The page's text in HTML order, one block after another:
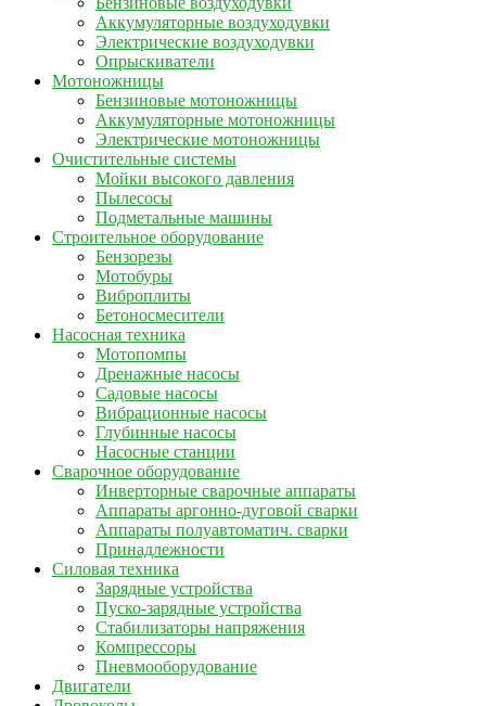
Аккумуляторные воздуходувки
Электрические воздуходувки
Опрыскиватели
Мотоножницы
Бензиновые мотоножницы
Аккумуляторные мотоножницы
Электрические мотоножницы
Очистительные системы
Мойки высокого давления
Пылесосы
Подметальные машины
Строительное оборудование
Бензорезы
Мотобуры
Виброплиты
Бетоносмесители
Насосная техника
Мотопомпы
Дренажные насосы
Садовые насосы
Вибрационные насосы
Глубинные насосы
Насосные станции
Сварочное оборудование
Инверторные сварочные аппараты
Аппараты аргонно-дуговой сварки
Аппараты полуавтоматич. сварки
Принадлежности
Силовая техника
Зарядные устройства
Пуско-зарядные устройства
Стабилизаторы напряжения
Компрессоры
Пневмооборудование
Двигатели